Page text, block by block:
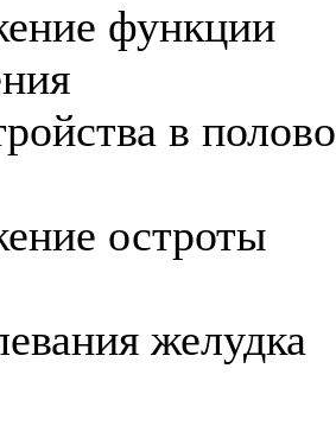
функции
в
остроты
желудка